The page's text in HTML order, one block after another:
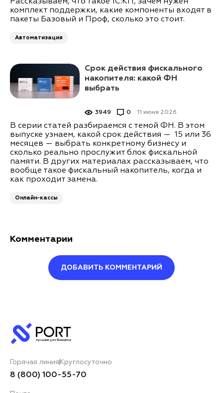
комплект поддержки, какие компоненты входят в
пакеты Базовый и Проф, сколько это стоит.
Автоматизация
Срок действия фискального
накопителя: какой ФН
выбрать
11 июня 2026
3949 0
В серии статей разбираемся с темой ФН. В этом
выпуске узнаем, какой срок действия — 15 или 36
месяцев — выбрать конкретному бизнесу и
сколько реально прослужит блок фискальной
памяти. В других материалах рассказываем, что
вообще такое фискальный накопитель, когда и
как проходит замена.
Онлайн-кассы
Комментарии
ДОБАВИТЬ КОММЕНТАРИЙ
Ваш комментарий*
Горячая линия Круглосуточно
8 (800) 100-55-70